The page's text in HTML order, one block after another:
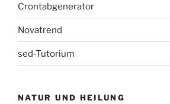
Crontabgenerator
Novatrend
sed-Tutorium
NATUR UND HEILUNG